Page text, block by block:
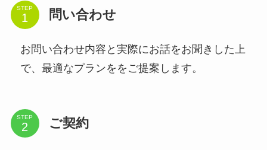
STEP 問い合わせ
お問い合わせ内容と実際にお話をお聞きした上
で、最適なプランををご提案します。
STEP ご契約